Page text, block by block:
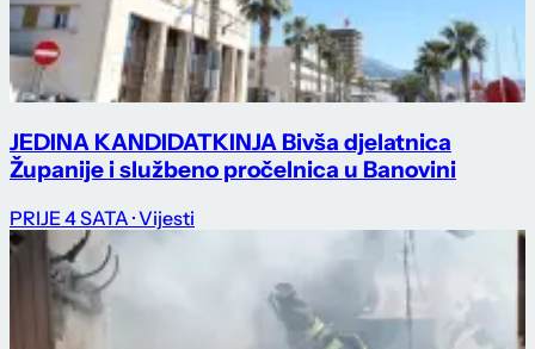
JEDINA KANDIDATKINJA Bivša djelatnica
Županije i službeno pročelnica u Banovini
PRIJE 4 SATA · Vijesti